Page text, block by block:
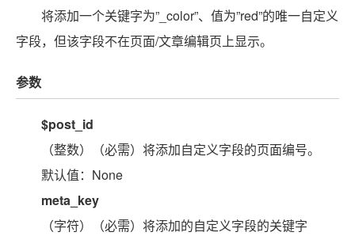
将添加一个关键字为”_color”、值为”red”的唯一自定义
字段，但该字段不在页面/文章编辑页上显示。
参数
$post_id
（整数）（必需）将添加自定义字段的页面编号。
默认值：None
meta_key
（字符）（必需）将添加的自定义字段的关键字